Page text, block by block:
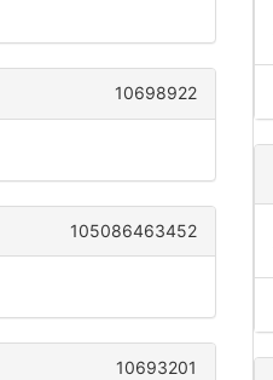
10698922
105086463452
10693201